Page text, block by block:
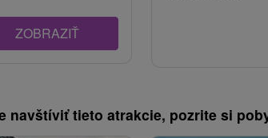
ZOBRAZIŤ
navštíviť tieto atrakcie, pozrite si